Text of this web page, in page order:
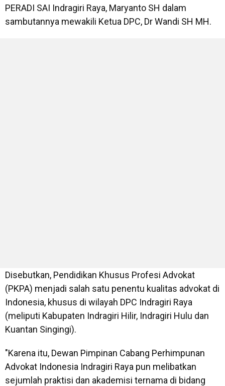
PERADI SAI Indragiri Raya, Maryanto SH dalam
sambutannya mewakili Ketua DPC, Dr Wandi SH MH.
Disebutkan, Pendidikan Khusus Profesi Advokat
(PKPA) menjadi salah satu penentu kualitas advokat di
Indonesia, khusus di wilayah DPC Indragiri Raya
(meliputi Kabupaten Indragiri Hilir, Indragiri Hulu dan
Kuantan Singingi).
"Karena itu, Dewan Pimpinan Cabang Perhimpunan
Advokat Indonesia Indragiri Raya pun melibatkan
sejumlah praktisi dan akademisi ternama di bidang